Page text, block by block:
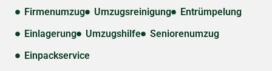
Firmenumzug
Umzugsreinigung
Entrümpelung
Einlagerung
Umzugshilfe
Seniorenumzug
Einpackservice